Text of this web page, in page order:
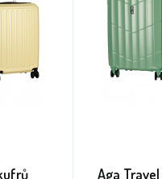
Aga